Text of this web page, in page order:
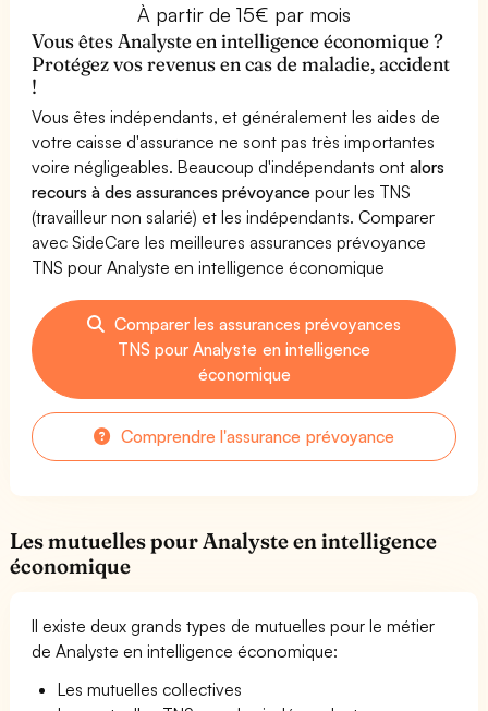
À partir de 15€ par mois
Vous êtes Analyste en intelligence économique ?
Protégez vos revenus en cas de maladie, accident
!
Vous êtes indépendants, et généralement les aides de
votre caisse d'assurance ne sont pas très importantes
voire négligeables. Beaucoup d'indépendants ontalors
recours à des assurances prévoyance pour les TNS
(travailleur non salarié) et les indépendants. Comparer
avec SideCare les meilleures assurances prévoyance
TNS pour Analyste en intelligence économique
Comparer les assurances prévoyances
TNS pour Analyste en intelligence
économique
Comprendre l'assurance prévoyance
Les mutuelles pour Analyste en intelligence
économique
Il existe deux grands types de mutuelles pour le métier
de Analyste en intelligence économique:
Les mutuelles collectives